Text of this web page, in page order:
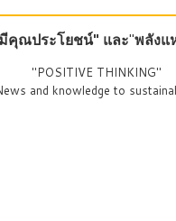
คุณประโยชน์" และ"พลังแ
"POSITIVE THINKING"
and knowledge to